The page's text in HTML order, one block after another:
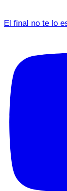
El final no te lo